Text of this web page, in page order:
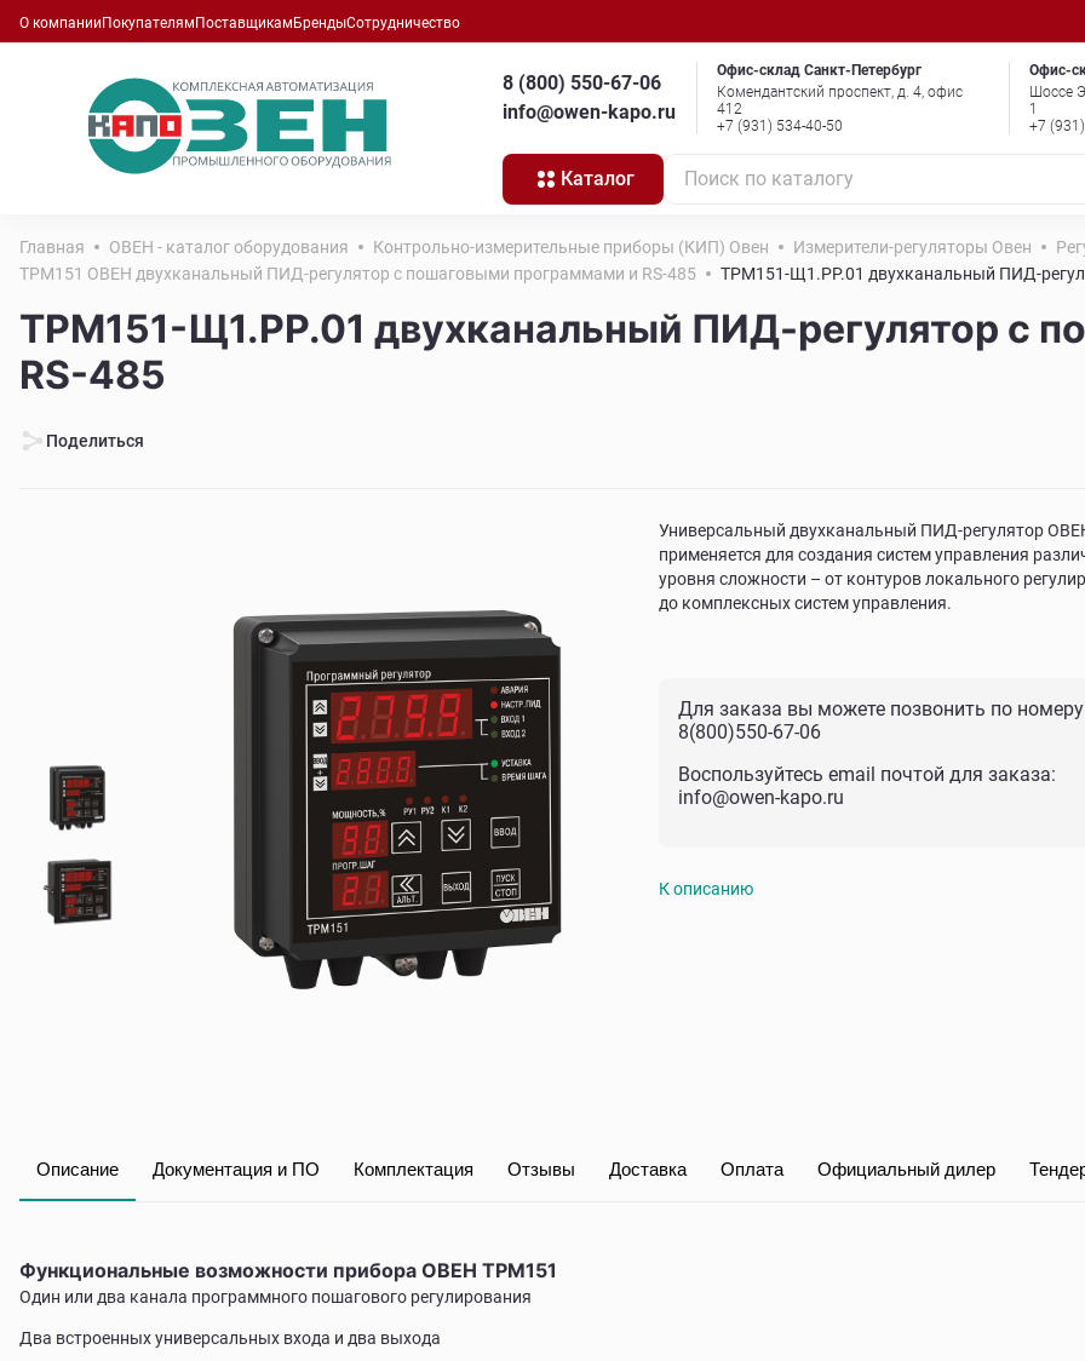
О компании Покупателям Поставщикам БрендыСотрудничество
8 (800) 550-67-06
info@owen-kapo.ru
Офис-склад Санкт-Петербург
Комендантский проспект, д. 4, офис
412
+7 (931) 534-40-50
Офис-
Шоссе
1
+7
Каталог Поиск по каталогу
Главная ОВЕН - каталог оборудования Контрольно-измерительные приборы (КИП) Овен Измерители-регуляторы Овен
ТРМ151 ОВЕН двухканальный ПИД-регулятор с пошаговыми программами и RS-485
ТРМ151-Щ1.РР.01 двухканальный ПИД-
ТРМ151-Щ1.РР.01 двухканальный ПИД-регулятор с
RS-485
Поделиться
Универсальный двухканальный ПИД-регулятор
применяется для создания систем управления
уровня сложности – от контуров локального
до комплексных систем управления.
Для заказа вы можете позвонить по
8(800)550-67-06
Воспользуйтесь email почтой для заказа:
info@owen-kapo.ru
К описанию
Описание Документация и ПО Комплектация Отзывы Доставка Оплата Официальный дилер
Функциональные возможности прибора ОВЕН ТРМ151
Один или два канала программного пошагового регулирования
Два встроенных универсальных входа и два выхода